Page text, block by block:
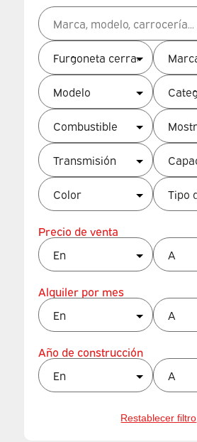
Precio de venta
Alquiler por mes
Año de construcción
Restablecer filtro